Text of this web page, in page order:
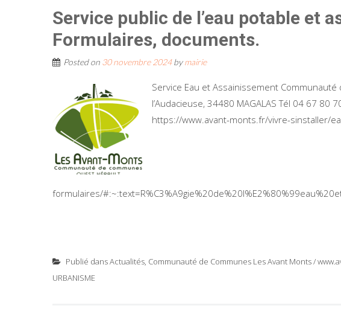
Service public de l’eau potable et
Formulaires, documents.
Posted on 30 novembre 2024bymairie
Service Eau et Assainissement
l’Audacieuse, 34480 MAGALAS Tél 04 67 80
https://www.avant-monts.fr/vivre-sinstaller/
formulaires/
Publié dansActualités, Communauté de Communes Les Avant Monts /
URBANISME